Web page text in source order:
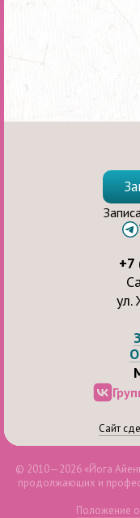
+7
ул.
Сайт
© 2010—2026 «Йога
продолжающих и
Положение